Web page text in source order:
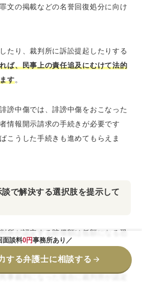
文の掲載などの名誉回復処分に向け
たり、裁判所に訴訟提起したりする
ば、民事上の責任追及にむけて法的
す。
謗中傷では、誹謗中傷をおこなった
情報開示請求の手続きが必要です
こうした手続きも進めてもらえま
で解決する選択肢を提示して
所が認定する賠償額は低額になる恐
面談料0円事務所あり／
する弁護士に相談する